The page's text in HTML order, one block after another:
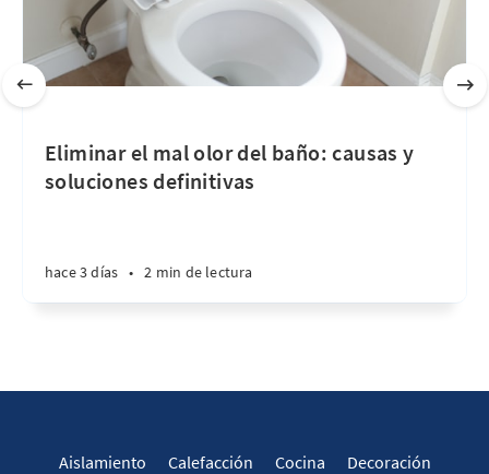
Eliminar el mal olor del baño: causas y
soluciones definitivas
hace 3 días • 2 min de lectura
Aislamiento Calefacción Cocina
Decoración